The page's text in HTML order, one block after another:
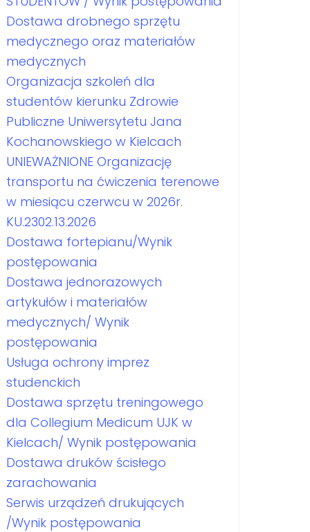
Dostawa drobnego sprzętu
medycznego oraz materiałów
medycznych
Organizacja szkoleń dla
studentów kierunku Zdrowie
Publiczne Uniwersytetu Jana
Kochanowskiego w Kielcach
UNIEWAŻNIONE Organizację
transportu na ćwiczenia terenowe
w miesiącu czerwcu w 2026r.
KU.2302.13.2026
Dostawa fortepianu/Wynik
postępowania
Dostawa jednorazowych
artykułów i materiałów
medycznych/ Wynik
postępowania
Usługa ochrony imprez
studenckich
Dostawa sprzętu treningowego
dla Collegium Medicum UJK w
Kielcach/ Wynik postępowania
Dostawa druków ścisłego
zarachowania
Serwis urządzeń drukujących
/Wynik postępowania